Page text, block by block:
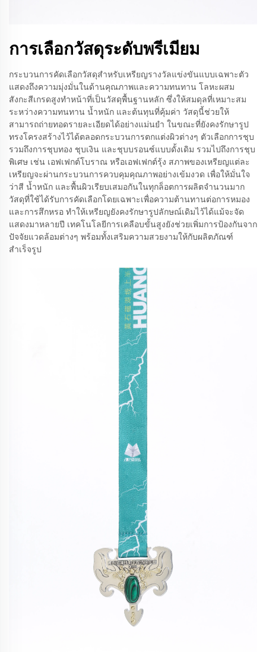
การเลือกวัสดุระดับพรีเมียม
กระบวนการคัดเลือกวัสดุสำหรับเหรียญรางวัลแข่งขันแบบเฉพาะตัว
แสดงถึงความมุ่งมั่นในด้านคุณภาพและความทนทาน โลหะผสม
สังกะสีเกรดสูงทำหน้าที่เป็นวัสดุพื้นฐานหลัก ซึ่งให้สมดุลที่เหมาะสม
ระหว่างความทนทาน น้ำหนัก และต้นทุนที่คุ้มค่า วัสดุนี้ช่วยให้
สามารถถ่ายทอดรายละเอียดได้อย่างแม่นยำ ในขณะที่ยังคงรักษารูป
ทรงโครงสร้างไว้ได้ตลอดกระบวนการตกแต่งผิวต่างๆ ตัวเลือกการชุบ
รวมถึงการชุบทอง ชุบเงิน และชุบบรอนซ์แบบดั้งเดิม รวมไปถึงการชุบ
พิเศษ เช่น เอฟเฟกต์โบราณ หรือเอฟเฟกต์รุ้ง สภาพของเหรียญแต่ละ
เหรียญจะผ่านกระบวนการควบคุมคุณภาพอย่างเข้มงวด เพื่อให้มั่นใจ
ว่าสี น้ำหนัก และพื้นผิวเรียบเสมอกันในทุกล็อตการผลิตจำนวนมาก
วัสดุที่ใช้ได้รับการคัดเลือกโดยเฉพาะเพื่อความต้านทานต่อการหมอง
และการสึกหรอ ทำให้เหรียญยังคงรักษารูปลักษณ์เดิมไว้ได้แม้จะจัด
แสดงมาหลายปี เทคโนโลยีการเคลือบขั้นสูงยังช่วยเพิ่มการป้องกันจาก
ปัจจัยแวดล้อมต่างๆ พร้อมทั้งเสริมความสวยงามให้กับผลิตภัณฑ์
สำเร็จรูป